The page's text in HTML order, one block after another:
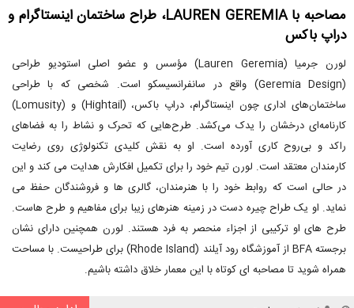
مصاحبه با LAUREN GEREMIA، طراح ساختمان اینستاگرام و
دراپ باکس
لورن جرمیا (Lauren Geremia) مؤسس و عضو اصلی استودیو طراحی
(Geremia Design) واقع در سانفرانسیسکو است. شخصی که با طراحی
ساختمان‌های اداری چون اینستاگرام، دراپ باکس، (Hightail) و (Lomusity)
کارنامه‌ای درخشان را یدک می‌کشد. طرح‌هایی که تحرک و نشاط را به فضاهای
راکد و بی‌روح کاری آورده است. او به نقش کلیدی تکنولوژی روی رضایت
کارمندان معتقد است. لورن تیم خود را برای تکمیل افکارش هدایت می کند و این
در حالی است که روابط خود را با هنرمندان، گالری ها و فروشندگان حفظ می
نماید. او یک طراح چیره دست در زمینه هنرهای زیبا برای مفاهیم و طرح هاست.
طرح های او ترکیبی از اجزاء منحصر به فرد هستند. لورن همچنین دارای نشان
برجسته BFA از آموزشگاه رود آیلند (Rhode Island) برای طراحیست. با مساحت
همراه شوید تا مصاحبه ای کوتاه با این معمار خلاق داشته باشیم.